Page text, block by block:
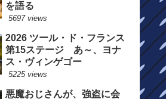
を語る
5697 views
2026 ツール・ド・フランス
第15ステージ あ～、ヨナ
ス・ヴィンゲゴー
5225 views
悪魔おじさんが、強盗に会